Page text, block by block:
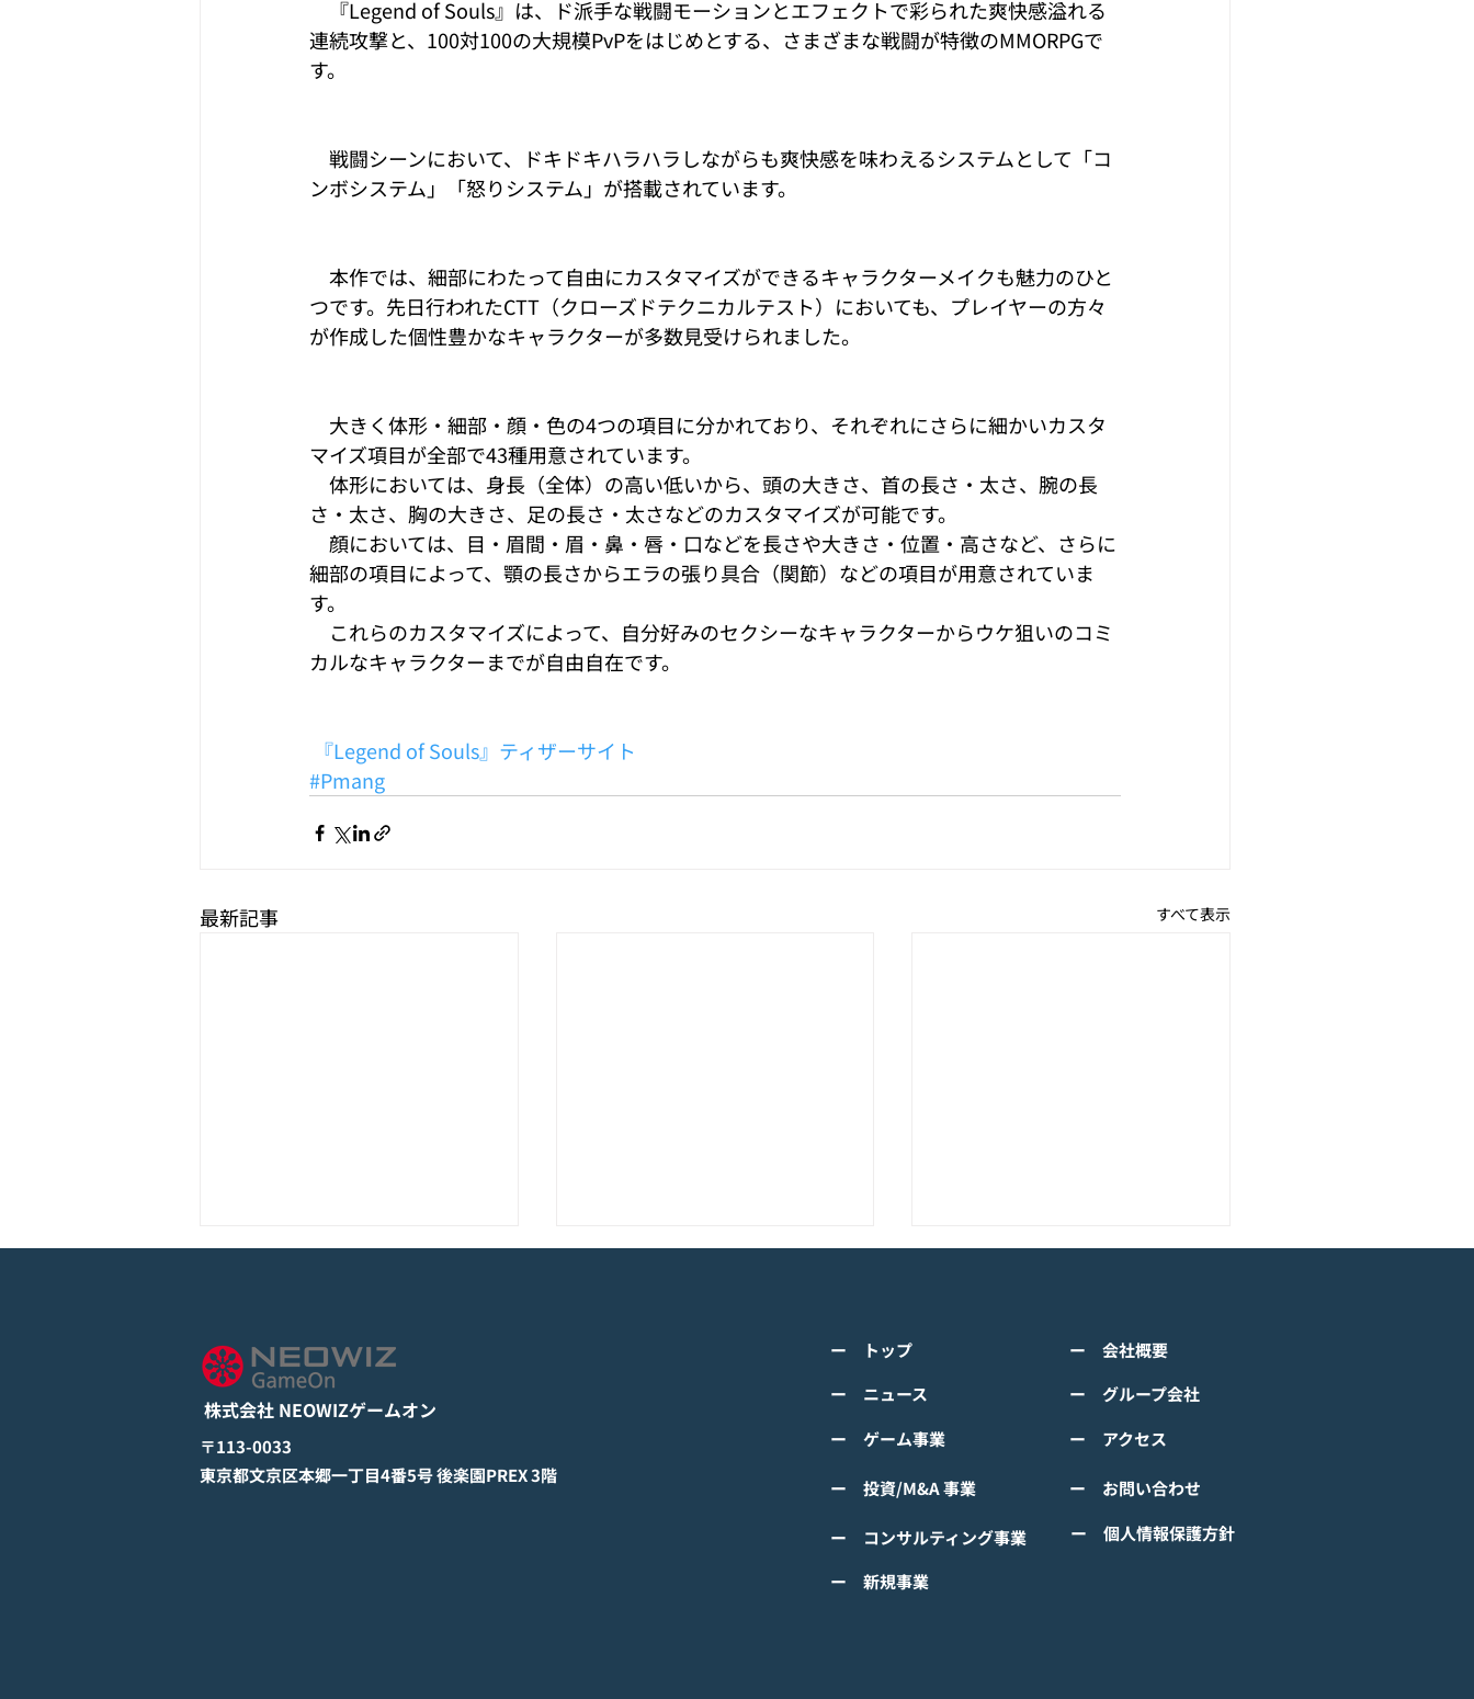
『Legend of Souls』は、ド派手な戦闘モーションとエフェクトで彩られた爽快感溢れる
連続攻撃と、100対100の大規模PvPをはじめとする、さまざまな戦闘が特徴のMMORPGで
す。
戦闘シーンにおいて、ドキドキハラハラしながらも爽快感を味わえるシステムとして「コ
ンボシステム」「怒りシステム」が搭載されています。
本作では、細部にわたって自由にカスタマイズができるキャラクターメイクも魅力のひと
つです。先日行われたCTT（クローズドテクニカルテスト）においても、プレイヤーの方々
が作成した個性豊かなキャラクターが多数見受けられました。
大きく体形・細部・顔・色の4つの項目に分かれており、それぞれにさらに細かいカスタ
マイズ項目が全部で43種用意されています。
体形においては、身長（全体）の高い低いから、頭の大きさ、首の長さ・太さ、腕の長
さ・太さ、胸の大きさ、足の長さ・太さなどのカスタマイズが可能です。
顔においては、目・眉間・眉・鼻・唇・口などを長さや大きさ・位置・高さなど、さらに
細部の項目によって、顎の長さからエラの張り具合（関節）などの項目が用意されていま
す。
これらのカスタマイズによって、自分好みのセクシーなキャラクターからウケ狙いのコミ
カルなキャラクターまでが自由自在です。
『Legend of Souls』ティザーサイト
#Pmang
最新記事 すべて表示
けて正式リリース！
詳しくは下記PDFをご確認くださ
い。 【ゲームオン プレスリリ
ース】 モバイル新作『ぼのぼの
なにしてる？』 Google Play
StoreとApp Storeから全世界に
向けて正式リリース！ #ぼのぼの
超伝導体！最高のスリックバ
ス】 K-POPアイドル応援アプリ
体！最高のスリックバック・チャ
のぼの なにしてる？』<span
class="space"></span>グロ
詳しくは下記PDFをご確認くださ
い。 【ゲームオン プレスリリ
ース】 TVアニメーション 『ぼの
ぼの なにしてる？』事前登録受
株式会社 NEOWIZゲームオン
​〒113-0033
​東京都文京区本郷一丁目4番5号 後楽園PREX 3階
ー トップ
ー ニュース
ー ゲーム事業
ー 投資/M&A 事業
ー コンサルティング事業
ー 会社概要
ー グループ会社
ー アクセス
ー お問い合わせ
ー 個人情報保護方針
ー 新規事業